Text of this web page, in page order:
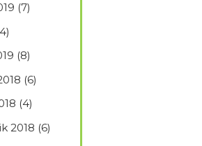
(7)
(8)
(6)
(4)
2018 (6)